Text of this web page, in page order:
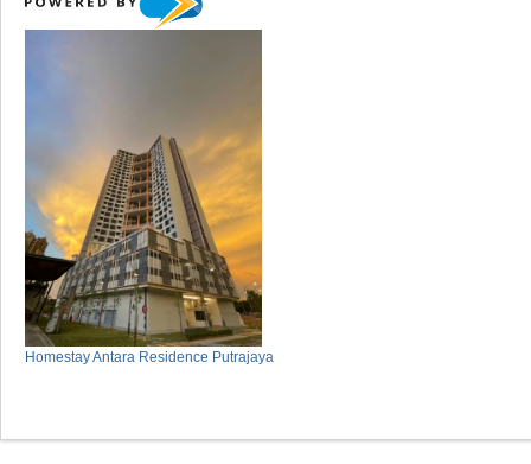
Homestay Antara Residence Putrajaya